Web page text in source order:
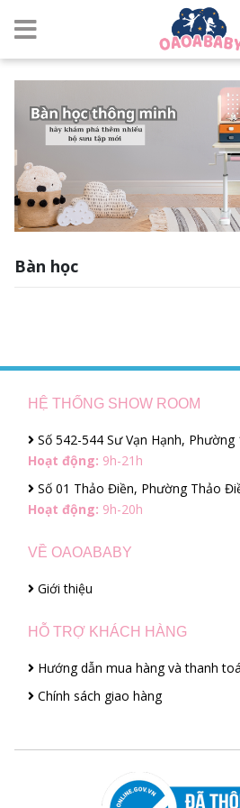
Bàn học
HỆ THỐNG SHOW ROOM
Số 542-544 Sư Vạn Hạnh, Phường
Hoạt động: 9h-21h
Số 01 Thảo Điền, Phường Thảo
Hoạt động: 9h-20h
VỀ OAOABABY
Giới thiệu
HỖ TRỢ KHÁCH HÀNG
Hướng dẫn mua hàng và thanh
Chính sách giao hàng